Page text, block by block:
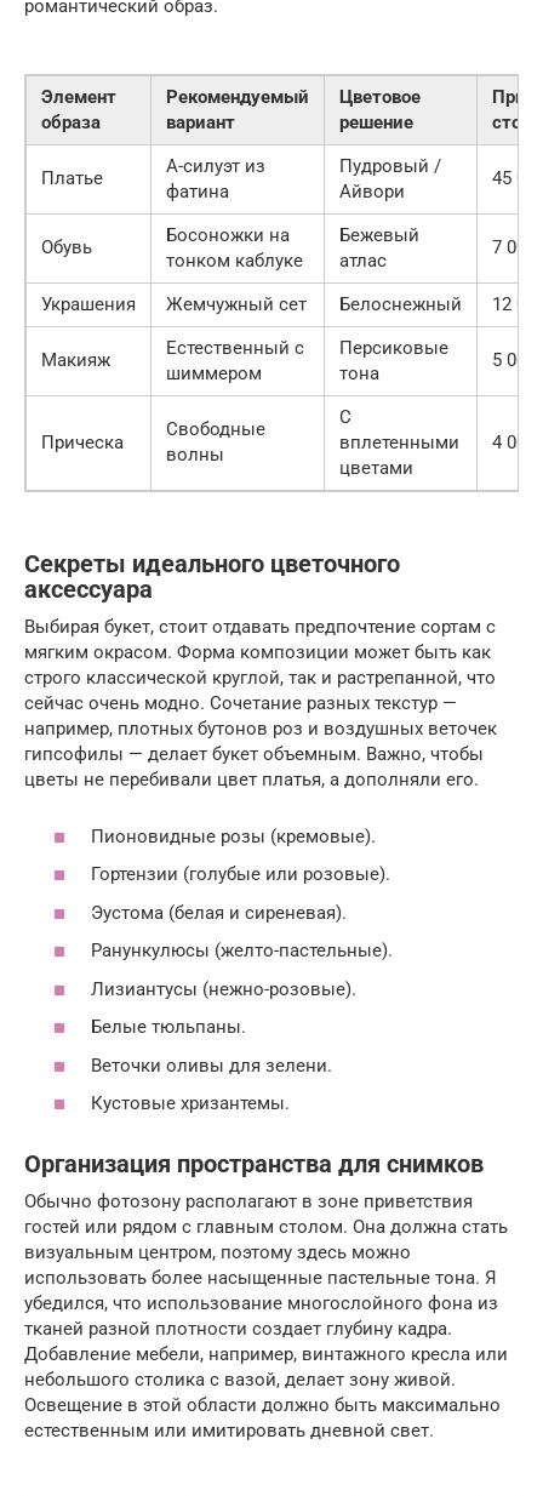
романтический образ.
Элемент
образа
Рекомендуемый
вариант
Цветовое
решение
Платье
А-силуэт из
фатина
Пудровый /
Айвори
45
Обувь
Босоножки на
тонком каблуке
Бежевый
атлас
7 000
Украшения Жемчужный сет Белоснежный 12
Макияж
Естественный с
шиммером
Персиковые
тона
5 000
Прическа
Свободные
волны
С
вплетенными
цветами
4 000
Секреты идеального цветочного
аксессуара
Выбирая букет, стоит отдавать предпочтение сортам с
мягким окрасом. Форма композиции может быть как
строго классической круглой, так и растрепанной, что
сейчас очень модно. Сочетание разных текстур —
например, плотных бутонов роз и воздушных веточек
гипсофилы — делает букет объемным. Важно, чтобы
цветы не перебивали цвет платья, а дополняли его.
Пионовидные розы (кремовые).
Гортензии (голубые или розовые).
Эустома (белая и сиреневая).
Ранункулюсы (желто-пастельные).
Лизиантусы (нежно-розовые).
Белые тюльпаны.
Веточки оливы для зелени.
Кустовые хризантемы.
Организация пространства для снимков
Обычно фотозону располагают в зоне приветствия
гостей или рядом с главным столом. Она должна стать
визуальным центром, поэтому здесь можно
использовать более насыщенные пастельные тона. Я
убедился, что использование многослойного фона из
тканей разной плотности создает глубину кадра.
Добавление мебели, например, винтажного кресла или
небольшого столика с вазой, делает зону живой.
Освещение в этой области должно быть максимально
естественным или имитировать дневной свет.